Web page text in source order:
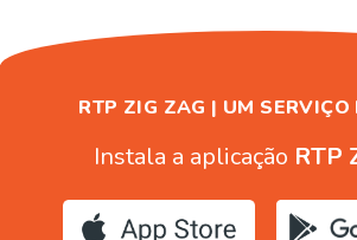
RTP ZIG ZAG | UM SERVIÇO
Instala a aplicação RTP